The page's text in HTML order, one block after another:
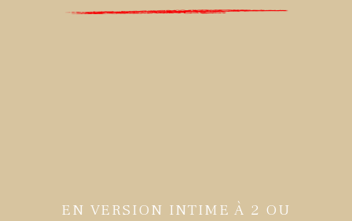
EN VERSION INTIME À 2 OU